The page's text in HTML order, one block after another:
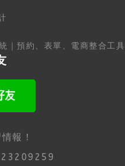
｜預約、表單、電商整合工具
報！
23209259